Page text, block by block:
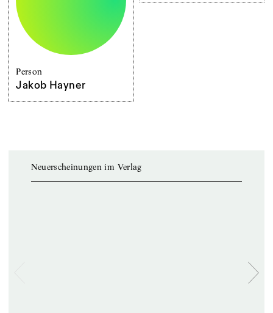
Person
Jakob Hayner
Neuerscheinungen im Verlag